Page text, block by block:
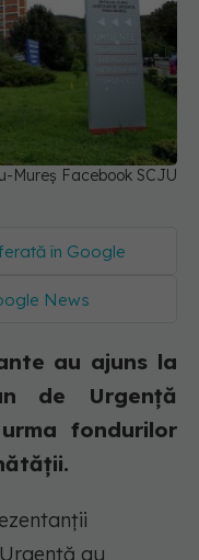
Mureș Facebook SCJU
în Google
News
au ajuns la
de Urgenţă
fondurilor
au